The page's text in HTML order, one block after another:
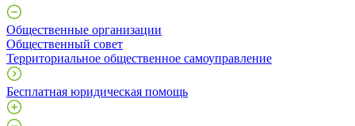
Общественные организации
Общественный совет
Территориальное общественное самоуправление
Бесплатная юридическая помощь